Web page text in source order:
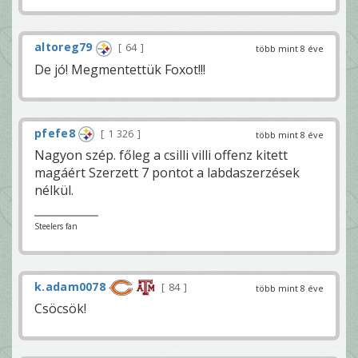
több mint 8 éve
altoreg79 64
De jó! Megmentettük Foxot!!!
több mint 8 éve
pfefe8 1 326
Nagyon szép. főleg a csilli villi offenz kitett
magáért Szerzett 7 pontot a labdaszerzések
nélkül.
Steelers fan
több mint 8 éve
k.adam0078 84
Csöcsök!